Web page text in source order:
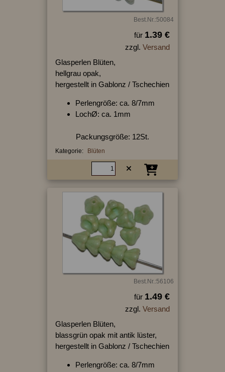
Best.Nr.:50084
für 1.39 €
zzgl. Versand
Glasperlen Blüten,
hellgrau opak,
hergestellt in Gablonz / Tschechien
Perlengröße: ca. 8/7mm
LochØ: ca. 1mm
Packungsgröße: 12St.
Kategorie: Blüten
Best.Nr.:56106
für 1.49 €
zzgl. Versand
Glasperlen Blüten,
blassgrün opak mit antik lüster,
hergestellt in Gablonz / Tschechien
Perlengröße: ca. 8/7mm